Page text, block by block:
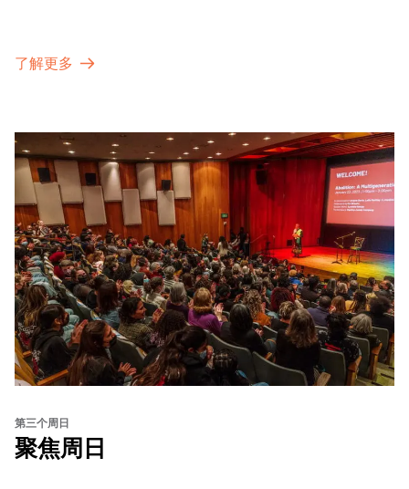
了解更多
第三个周日
聚焦周日